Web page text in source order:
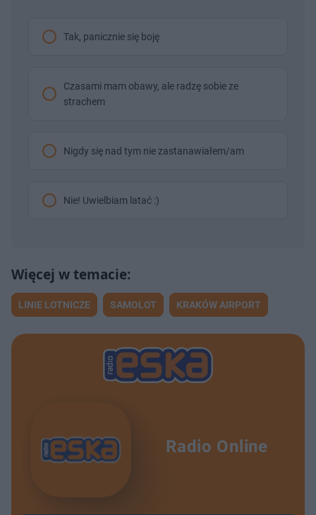
Tak, panicznie się boję
Czasami mam obawy, ale radzę sobie ze
strachem
Nigdy się nad tym nie zastanawiałem/am
Nie! Uwielbiam latać :)
LINIE LOTNICZE SAMOLOT KRAKÓW AIRPORT
Radio Online